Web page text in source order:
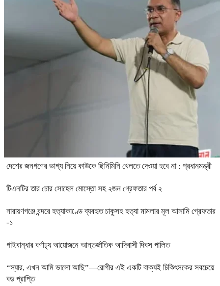
দেশের জনগণের ভাগ্য নিয়ে কাউকে ছিনিমিনি খেলতে দেওয়া হবে না : প্রধানমন্ত্রী
টিএনটির তার চোর সোহেল মোস্তো সহ ২জন গ্রেফতার পর্ব ২
নারায়ণগঞ্জে বন্দরে হত্যাকাণ্ডে ব্যবহৃত চাকুসহ হত্যা মামলার মূল আসামি গ্রেফতার
-১
গাইবান্ধার বর্ণাঢ্য আয়োজনে আন্তর্জাতিক আদিবাসী দিবস পালিত
‎“স্যার, এখন আমি ভালো আছি”—রোগীর এই একটি বাক্যই চিকিৎসকের সবচেয়ে
বড় প্রাপ্তি